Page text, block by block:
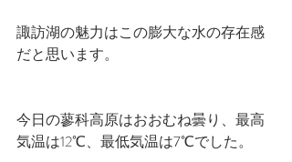
諏訪湖の魅力はこの膨大な水の存在感
だと思います。
今日の蓼科高原はおおむね曇り、最高
気温は12℃、最低気温は7℃でした。